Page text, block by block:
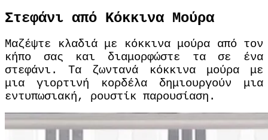
Στεφάνι από Κόκκινα Μούρα
Μαζέψτε κλαδιά με κόκκινα μούρα από τον
κήπο σας και διαμορφώστε τα σε ένα
στεφάνι. Τα ζωντανά κόκκινα μούρα με
μια γιορτινή κορδέλα δημιουργούν μια
εντυπωσιακή, ρουστίκ παρουσίαση.